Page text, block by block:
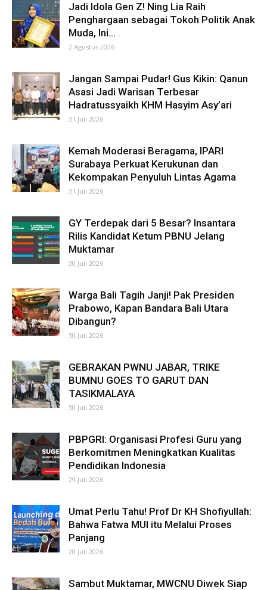
Jadi Idola Gen Z! Ning Lia Raih
Penghargaan sebagai Tokoh Politik Anak
Muda, Ini...
2 Agustus 2026
Jangan Sampai Pudar! Gus Kikin: Qanun
Asasi Jadi Warisan Terbesar
Hadratussyaikh KHM Hasyim Asy’ari
31 Juli 2026
Kemah Moderasi Beragama, IPARI
Surabaya Perkuat Kerukunan dan
Kekompakan Penyuluh Lintas Agama
31 Juli 2026
GY Terdepak dari 5 Besar? Insantara
Rilis Kandidat Ketum PBNU Jelang
Muktamar
30 Juli 2026
Warga Bali Tagih Janji! Pak Presiden
Prabowo, Kapan Bandara Bali Utara
Dibangun?
30 Juli 2026
GEBRAKAN PWNU JABAR, TRIKE
BUMNU GOES TO GARUT DAN
TASIKMALAYA
30 Juli 2026
PBPGRI: Organisasi Profesi Guru yang
Berkomitmen Meningkatkan Kualitas
Pendidikan Indonesia
29 Juli 2026
Umat Perlu Tahu! Prof Dr KH Shofiyullah:
Bahwa Fatwa MUI itu Melalui Proses
Panjang
28 Juli 2026
Sambut Muktamar, MWCNU Diwek Siap